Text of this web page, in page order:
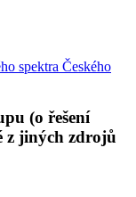
spektra Českého
(o řešení
z jiných zdrojů